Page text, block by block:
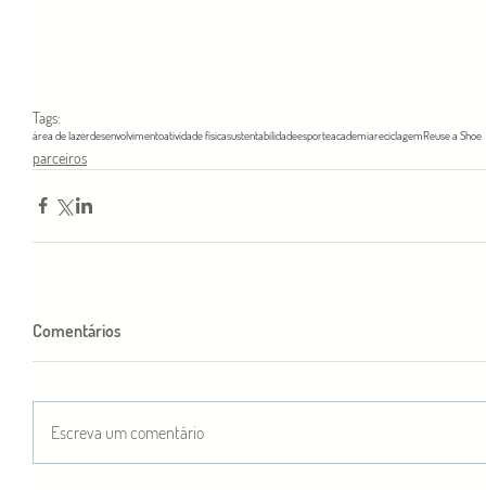
Tags:
área de lazerdesenvolvimentoatividade físicasustentabilidadeesporteacademiareciclagemReuse a Shoe
parceiros
Comentários
Escreva um comentário